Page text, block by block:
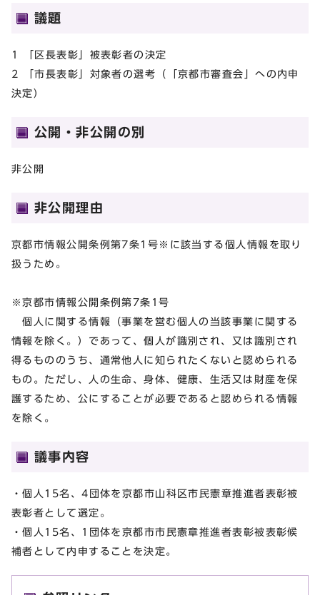
議題
1 「区長表彰」被表彰者の決定
2 「市長表彰」対象者の選考（「京都市審査会」への内申
決定）
公開・非公開の別
非公開
非公開理由
京都市情報公開条例第7条1号※に該当する個人情報を取り
扱うため。
※京都市情報公開条例第7条1号
個人に関する情報（事業を営む個人の当該事業に関する
情報を除く。）であって、個人が識別され、又は識別され
得るもののうち、通常他人に知られたくないと認められる
もの。ただし、人の生命、身体、健康、生活又は財産を保
護するため、公にすることが必要であると認められる情報
を除く。
議事内容
・個人15名、4団体を京都市山科区市民憲章推進者表彰被
表彰者として選定。
・個人15名、1団体を京都市市民憲章推進者表彰被表彰候
補者として内申することを決定。